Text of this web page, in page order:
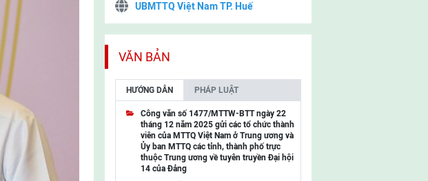
UBMTTQ Việt Nam TP. Huế
UBMTTQ Việt Nam TP. Cần Thơ
UBMTTQ Việt Nam tỉnh Quảng Ninh
UBMTTQ Việt Nam tỉnh Cao Bằng
UBMTTQ Việt Nam tỉnh Lạng Sơn
UBMTTQ Việt Nam tỉnh Lai Châu
UBMTTQ Việt Nam tỉnh Điện Biên
VĂN BẢN
HƯỚNG DẪN PHÁP LUẬT
Công văn số 1477/MTTW-BTT ngày 22
tháng 12 năm 2025 gửi các tổ chức thành
viên của MTTQ Việt Nam ở Trung ương và
Ủy ban MTTQ các tỉnh, thành phố trực
thuộc Trung ương về tuyên truyền Đại hội
14 của Đảng